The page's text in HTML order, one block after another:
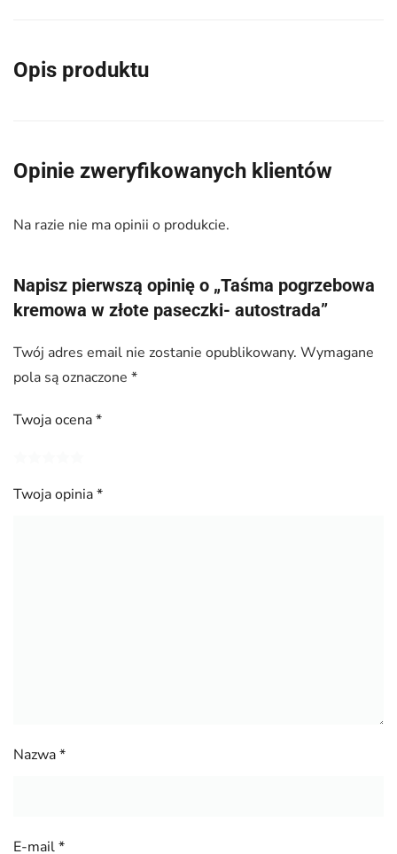
paseczki-
Opis produktu
Opinie zweryfikowanych klientów
Na razie nie ma opinii o produkcie.
Napisz pierwszą opinię o „Taśma pogrzebowa
kremowa w złote paseczki- autostrada”
Twój adres email nie zostanie opublikowany. Wymagane
pola są oznaczone *
Twoja ocena*
Twoja opinia*
Nazwa*
E-mail*